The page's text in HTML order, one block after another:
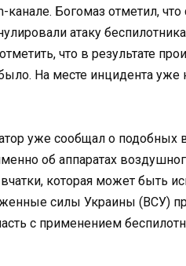
канале. Богомаз отметил,
атаку
что в результате
На месте инцидента уже
уже сообщал о подобных
об аппаратах
которая может быть
силы Украины (ВСУ)
с применением